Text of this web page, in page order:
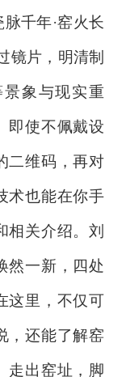
千年·窑火长
镜片，明清制
象与现实重
即使不佩戴设
二维码，再对
术也能在你手
相关介绍。刘
然一新，四处
这里，不仅可
，还能了解窑
走出窑址，脚